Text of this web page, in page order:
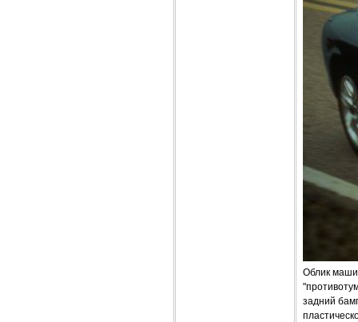
Облик
задний